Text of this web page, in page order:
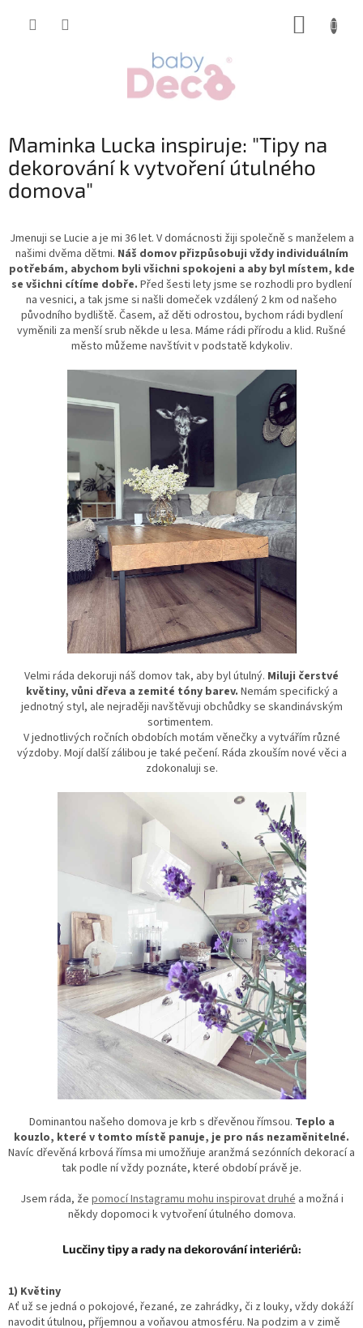
Maminka Lucka inspiruje: "Tipy na
dekorování k vytvoření útulného
domova"
Jmenuji se Lucie a je mi 36 let. V domácnosti žiji společně s manželem a
našimi dvěma dětmi. Náš domov přizpůsobuji vždy individuálním
potřebám, abychom byli všichni spokojeni a aby byl místem, kde
se všichni cítíme dobře. Před šesti lety jsme se rozhodli pro bydlení
na vesnici, a tak jsme si našli domeček vzdálený 2 km od našeho
původního bydliště. Časem, až děti odrostou, bychom rádi bydlení
vyměnili za menší srub někde u lesa. Máme rádi přírodu a klid. Rušné
město můžeme navštívit v podstatě kdykoliv.
Velmi ráda dekoruji náš domov tak, aby byl útulný. Miluji čerstvé
květiny, vůni dřeva a zemité tóny barev. Nemám specifický a
jednotný styl, ale nejraději navštěvuji obchůdky se skandinávským
sortimentem.
V jednotlivých ročních obdobích motám věnečky a vytvářím různé
výzdoby. Mojí další zálibou je také pečení. Ráda zkouším nové věci a
zdokonaluji se.
Dominantou našeho domova je krb s dřevěnou římsou. Teplo a
kouzlo, které v tomto místě panuje, je pro nás nezaměnitelné.
Navíc dřevěná krbová římsa mi umožňuje aranžmá sezónních dekorací a
tak podle ní vždy poznáte, které období právě je.
Jsem ráda, že pomocí Instagramu mohu inspirovat druhé a možná i
někdy dopomoci k vytvoření útulného domova.
Lucčiny tipy a rady na dekorování interiérů:
1) Květiny
Ať už se jedná o pokojové, řezané, ze zahrádky, či z louky, vždy dokáží
navodit útulnou, příjemnou a voňavou atmosféru. Na podzim a v zimě